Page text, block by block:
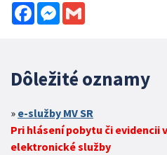
FacebookMessenger
Dôležité oznamy
e-služby MV SR
Pri hlásení pobytu či evidencii
elektronické služby